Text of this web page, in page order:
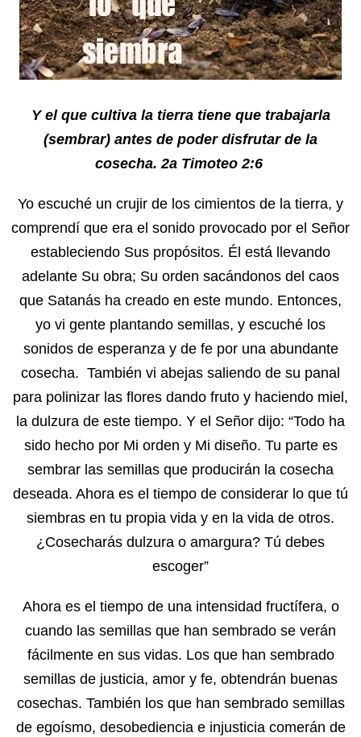
Y el que cultiva la tierra tiene que trabajarla
(sembrar) antes de poder disfrutar de la
cosecha. 2a Timoteo 2:6
Yo escuché un crujir de los cimientos de la tierra, y
comprendí que era el sonido provocado por el Señor
estableciendo Sus propósitos. Él está llevando
adelante Su obra; Su orden sacándonos del caos
que Satanás ha creado en este mundo. Entonces,
yo vi gente plantando semillas, y escuché los
sonidos de esperanza y de fe por una abundante
cosecha. También vi abejas saliendo de su panal
para polinizar las flores dando fruto y haciendo miel,
la dulzura de este tiempo. Y el Señor dijo: “Todo ha
sido hecho por Mi orden y Mi diseño. Tu parte es
sembrar las semillas que producirán la cosecha
deseada. Ahora es el tiempo de considerar lo que tú
siembras en tu propia vida y en la vida de otros.
¿Cosecharás dulzura o amargura? Tú debes
escoger”
Ahora es el tiempo de una intensidad fructífera, o
cuando las semillas que han sembrado se verán
fácilmente en sus vidas. Los que han sembrado
semillas de justicia, amor y fe, obtendrán buenas
cosechas. También los que han sembrado semillas
de egoísmo, desobediencia e injusticia comerán de